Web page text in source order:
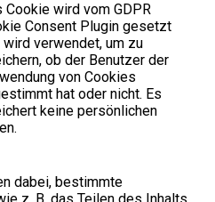
Cookie wird vom GDPR
Consent Plugin gesetzt
wird verwendet, um zu
ob der Benutzer der
von Cookies
hat oder nicht. Es
keine persönlichen
dabei, bestimmte